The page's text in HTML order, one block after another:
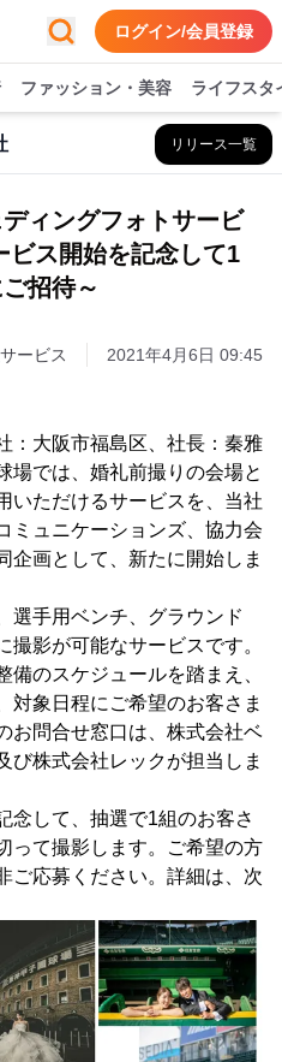
ログイン/会員登録
ファッション・美容 ライフスタ
リリース一覧
ィングフォトサービ
ビス開始を記念して1
招待～
サービス 2021年4月6日 09:45
：大阪市福島区、社長：秦雅
場では、婚礼前撮りの会場と
いただけるサービスを、当社
ミュニケーションズ、協力会
企画として、新たに開始しま
選手用ベンチ、グラウンド
撮影が可能なサービスです。
のスケジュールを踏まえ、
対象日程にご希望のお客さま
お問合せ窓口は、株式会社ベ
び株式会社レックが担当しま
念して、抽選で1組のお客さ
って撮影します。ご希望の方
ご応募ください。詳細は、次